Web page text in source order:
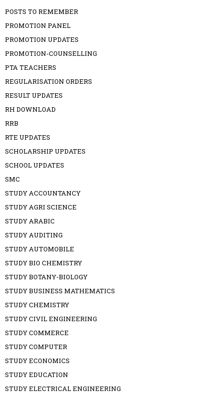
POSTS TO REMEMBER
PROMOTION PANEL
PROMOTION UPDATES
PROMOTION-COUNSELLING
PTA TEACHERS
REGULARISATION ORDERS
RESULT UPDATES
RH DOWNLOAD
RRB
RTE UPDATES
SCHOLARSHIP UPDATES
SCHOOL UPDATES
SMC
STUDY ACCOUNTANCY
STUDY AGRI SCIENCE
STUDY ARABIC
STUDY AUDITING
STUDY AUTOMOBILE
STUDY BIO CHEMISTRY
STUDY BOTANY-BIOLOGY
STUDY BUSINESS MATHEMATICS
STUDY CHEMISTRY
STUDY CIVIL ENGINEERING
STUDY COMMERCE
STUDY COMPUTER
STUDY ECONOMICS
STUDY EDUCATION
STUDY ELECTRICAL ENGINEERING